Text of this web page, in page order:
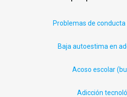
Problemas de
Baja autoestima en
Acoso escolar (
Adicción